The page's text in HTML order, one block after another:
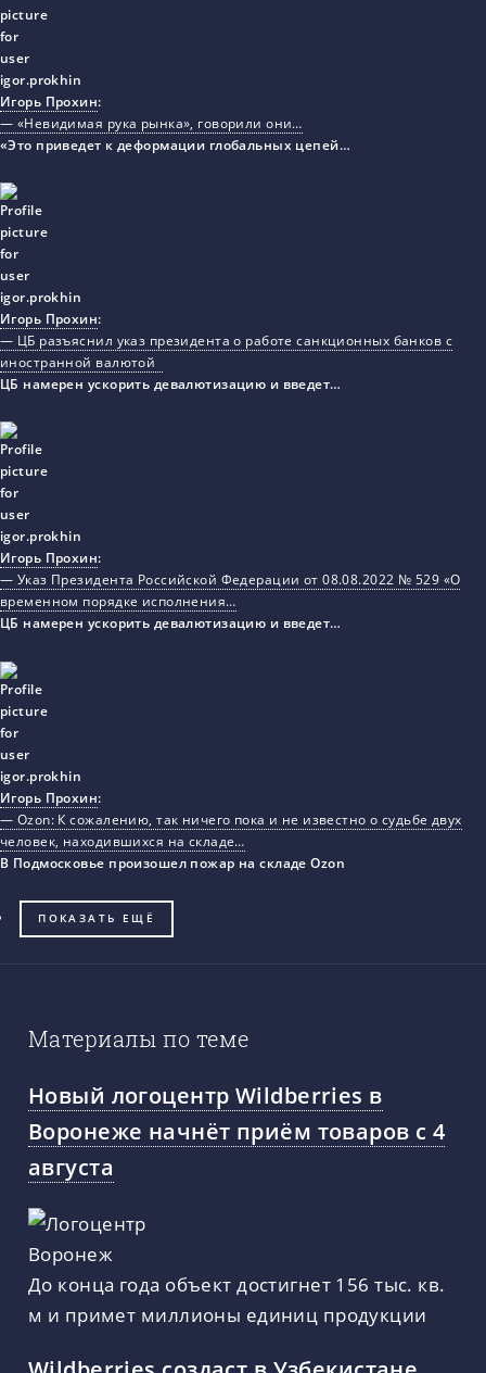
Игорь Прохин:
— «Невидимая рука рынка», говорили они…
«Это приведет к деформации глобальных цепей…
Игорь Прохин:
— ЦБ разъяснил указ президента о работе санкционных банков с
иностранной валютой
ЦБ намерен ускорить девалютизацию и введет…
Игорь Прохин:
— Указ Президента Российской Федерации от 08.08.2022 № 529 «О
временном порядке исполнения…
ЦБ намерен ускорить девалютизацию и введет…
Игорь Прохин:
— Ozon: К сожалению, так ничего пока и не известно о судьбе двух
человек, находившихся на складе…
В Подмосковье произошел пожар на складе Ozon
ПОКАЗАТЬ ЕЩЁ
Материалы по теме
Новый логоцентр Wildberries в
Воронеже начнёт приём товаров с 4
августа
До конца года объект достигнет 156 тыс. кв.
м и примет миллионы единиц продукции